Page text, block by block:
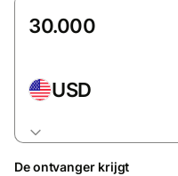
USD
De ontvanger krijgt